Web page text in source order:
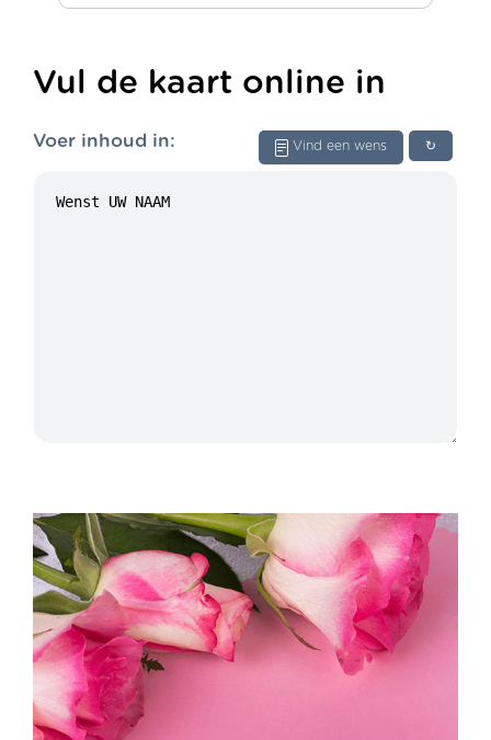
Vul de kaart online in
↻
Vind een wens
Voer inhoud in: